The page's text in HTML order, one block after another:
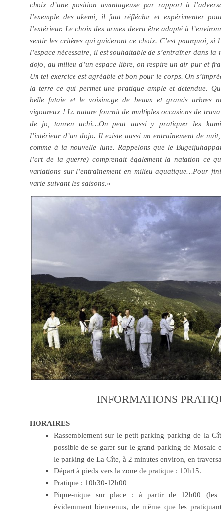
choix d’une position avantageuse par rapport à
l’exemple des ukemi, il faut réfléchir et expérimenter
l’extérieur. Le choix des armes devra être adapté à
sentir les critères qui guideront ce choix. C’est pourquoi, si
l’espace nécessaire, il est souhaitable de s’entraîner dans
dojo, au milieu d’un espace libre, on respire un air pur et
Un tel exercice est agréable et bon pour le corps. On
la terre ce qui permet une pratique ample et détendue.
belle futaie et le voisinage de beaux et grands arbres
vigoureux ! La nature fournit de multiples occasions de
de jo, tanren uchi…On peut aussi y pratiquer les
l’intérieur d’un dojo. Il existe aussi un entraînement de
comme à la nouvelle lune. Rappelons que le
l’art de la guerre) comprenait également la natation ce
variations sur l’entraînement en milieu aquatique…Pour
varie suivant les saisons.«
INFORMATIONS
HORAIRES
Rassemblement sur le petit parking parking de la
possible de se garer sur le grand parking de Mosaic
le parking de La Gîte, à 2 minutes environ, en
Départ à pieds vers la zone de pratique : 10h15.
Pratique : 10h30-12h00
Pique-nique sur place : à partir de 12h00 (les
évidemment bienvenus, de même que les